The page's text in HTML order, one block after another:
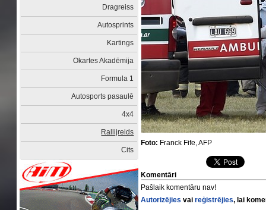
Dragreiss
Autosprints
Kartings
Okartes Akadēmija
Formula 1
Autosports pasaulē
4x4
Rallijreids
Cits
Foto: Franck Fife, AFP
Komentāri
Pašlaik komentāru nav!
Autorizējies vaireģistrējies, lai